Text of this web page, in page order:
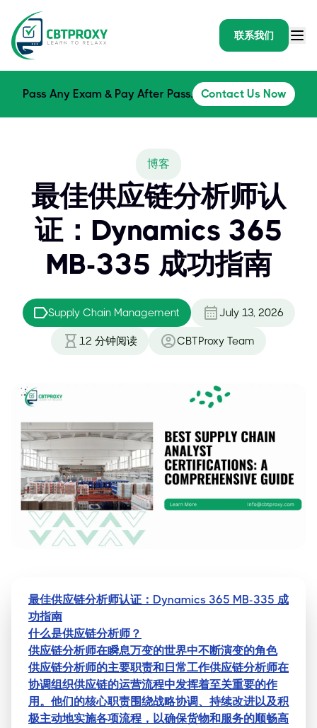
联系我们
Pass Any Exam & Pay After Pass. Contact Us Now
博客
最佳供应链分析师认
证：Dynamics 365
MB-335 成功指南
Supply Chain Management July 13, 2026
12 分钟阅读 CBTProxy Team
最佳供应链分析师认证：Dynamics 365 MB-335 成
功指南
什么是供应链分析师？
供应链分析师在瞬息万变的世界中不断演变的角色
供应链分析师的主要职责和日常工作供应链分析师在
协调组织供应链的运营流程中发挥着至关重要的作
用。他们的核心职责围绕战略协调、持续改进以及积
极主动地实施各项流程，以确保货物和服务的顺畅高